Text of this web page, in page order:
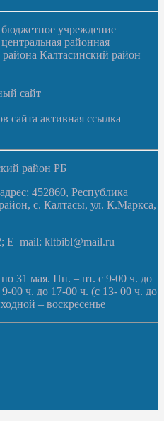
учреждение
районная
Калтасинский район
сайт
сайта активная ссылка
район РБ
452860, Республика
с. Калтасы, ул. К.Маркса,
E–mail: kltbibl@mail.ru
31 мая. Пн. – пт. с 9-00 ч. до
00 ч. до 17-00 ч. (с 13- 00 ч. до
– воскресенье